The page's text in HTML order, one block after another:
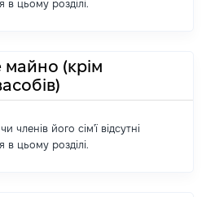
в цьому розділі.
майно (крім
членів його сім'ї відсутні
в цьому розділі.